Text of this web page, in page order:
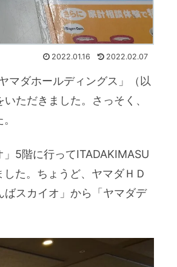
2022.01.16 2022.02.07
マダホールディングス」（以
ただきました。さっそく、
5階に行ってITADAKIMASU
た。ちょうど、ヤマダＨＤ
スカイオ」から「ヤマダデ